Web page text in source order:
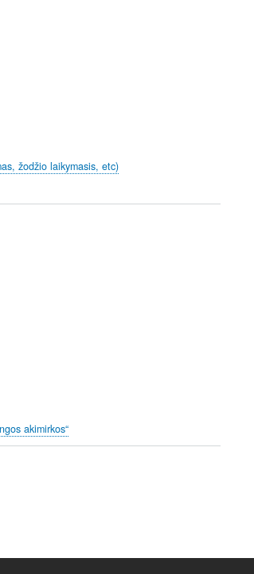
žodžio laikymasis, etc)
akimirkos“